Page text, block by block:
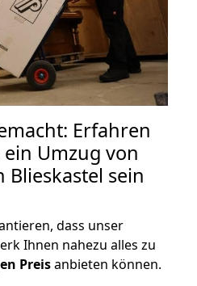
Erfahren
Umzug von
sein
dass unser
Ihnen nahezu alles zu
Preisanbieten können.